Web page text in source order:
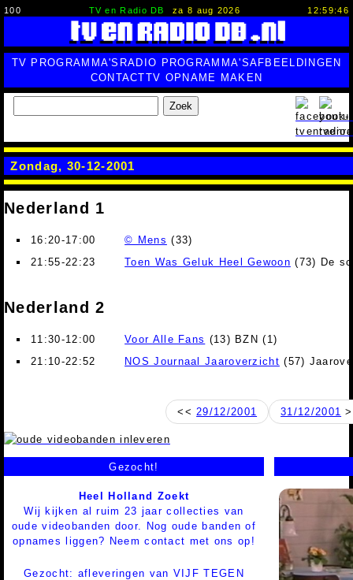
100 TV en Radio DB za 8 aug 2026 12:59:47
TV PROGRAMMA'S RADIO PROGRAMMA'SAFBEELDINGEN
CONTACTTV OPNAME MAKEN
Zoek
Zondag, 30-12-2001
Nederland 1
16:20-17:00 © Mens (33)
21:55-22:23
Toen Was Geluk Heel Gewoon (73) De
Nederland 2
11:30-12:00 Voor Alle Fans (13) BZN (1)
21:10-22:52
NOS Journaal Jaaroverzicht (57)
<<29/12/2001 31/12/2001
Gezocht!
Heel Holland Zoekt
Wij kijken al ruim 23 jaar collecties van
oude videobanden door. Nog oude banden of
opnames liggen? Neem contact met ons op!
Gezocht: afleveringen van VIJF TEGEN